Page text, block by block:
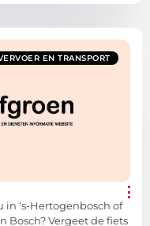
EN TRANSPORT
in ‘s-Hertogenbosch of
Bosch? Vergeet de fiets